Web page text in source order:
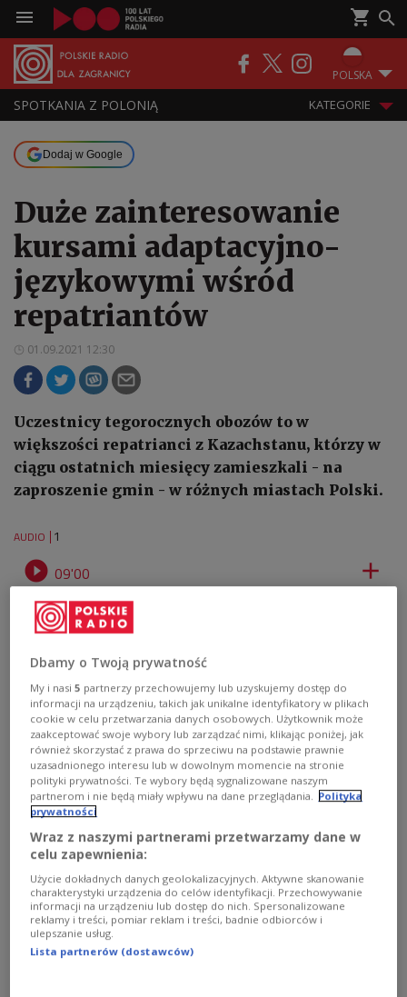
POLSKA
SPOTKANIA Z POLONIĄ KATEGORIE
Dodaj w Google
Duże zainteresowanie
kursami adaptacyjno-
językowymi wśród
repatriantów
01.09.2021 12:30
Uczestnicy tegorocznych obozów to w
większości repatrianci z Kazachstanu, którzy w
ciągu ostatnich miesięcy zamieszkali - na
zaproszenie gmin - w różnych miastach Polski.
AUDIO 1
 09'00 
Repatrianci na kursach adaptacyjno-językowych [posłuchaj]
Repatrianci z Kazachstanu wracają do Polski Foto: materiały prasowe
Ośrodek Rozwoju Polskiej Edukacji za Granicą –
podobnie jak w latach ubiegłych – zorganizował
Dbamy o Twoją prywatność
My i nasi5 partnerzy przechowujemy lub uzyskujemy dostęp do
informacji na urządzeniu, takich jak unikalne identyfikatory w plikach
cookie w celu przetwarzania danych osobowych. Użytkownik może
zaakceptować swoje wybory lub zarządzać nimi, klikając poniżej, jak
również skorzystać z prawa do sprzeciwu na podstawie prawnie
uzasadnionego interesu lub w dowolnym momencie na stronie
polityki prywatności. Te wybory będą sygnalizowane naszym
partnerom i nie będą miały wpływu na dane przeglądania.
Polityka
prywatności
Wraz z naszymi partnerami przetwarzamy dane w
celu zapewnienia:
Użycie dokładnych danych geolokalizacyjnych. Aktywne skanowanie
charakterystyki urządzenia do celów identyfikacji. Przechowywanie
informacji na urządzeniu lub dostęp do nich. Spersonalizowane
reklamy i treści, pomiar reklam i treści, badnie odbiorców i
ulepszanie usług.
Lista partnerów (dostawców)